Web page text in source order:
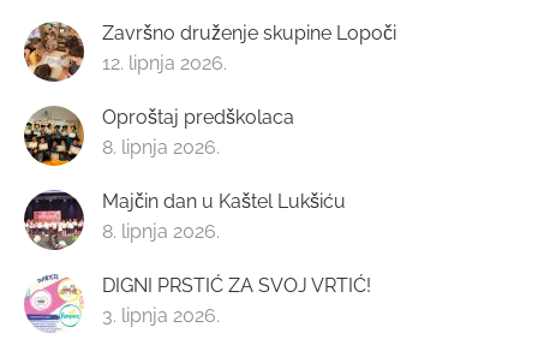
Završno druženje skupine Lopoči
12. lipnja 2026.
Oproštaj predškolaca
8. lipnja 2026.
Majčin dan u Kaštel Lukšiću
8. lipnja 2026.
DIGNI PRSTIĆ ZA SVOJ VRTIĆ!
3. lipnja 2026.